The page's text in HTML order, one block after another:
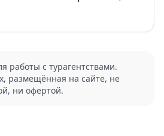
работы с турагентствами.
размещённая на сайте, не
ни офертой.